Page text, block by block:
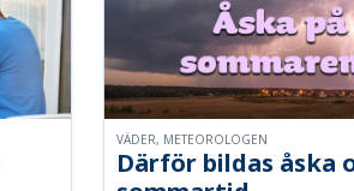
Därför bildas åska
VÄDER, METEOROLOGEN